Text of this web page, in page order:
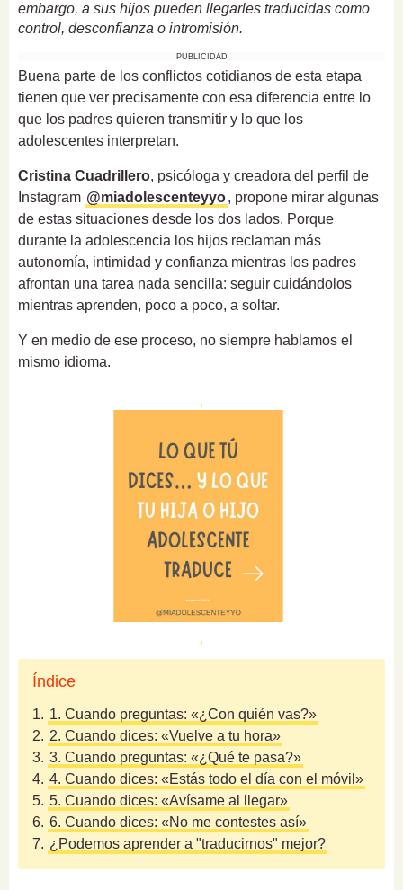
embargo, a sus hijos pueden llegarles traducidas como
control, desconfianza o intromisión.
PUBLICIDAD
Buena parte de los conflictos cotidianos de esta etapa
tienen que ver precisamente con esa diferencia entre lo
que los padres quieren transmitir y lo que los
adolescentes interpretan.
Cristina Cuadrillero, psicóloga y creadora del perfil de
Instagram @miadolescenteyyo, propone mirar algunas
de estas situaciones desde los dos lados. Porque
durante la adolescencia los hijos reclaman más
autonomía, intimidad y confianza mientras los padres
afrontan una tarea nada sencilla: seguir cuidándolos
mientras aprenden, poco a poco, a soltar.
Y en medio de ese proceso, no siempre hablamos el
mismo idioma.
Índice
1. 1. Cuando preguntas: «¿Con quién vas?»
2. 2. Cuando dices: «Vuelve a tu hora»
3. 3. Cuando preguntas: «¿Qué te pasa?»
4. 4. Cuando dices: «Estás todo el día con el móvil»
5. 5. Cuando dices: «Avísame al llegar»
6. 6. Cuando dices: «No me contestes así»
7. ¿Podemos aprender a "traducirnos" mejor?